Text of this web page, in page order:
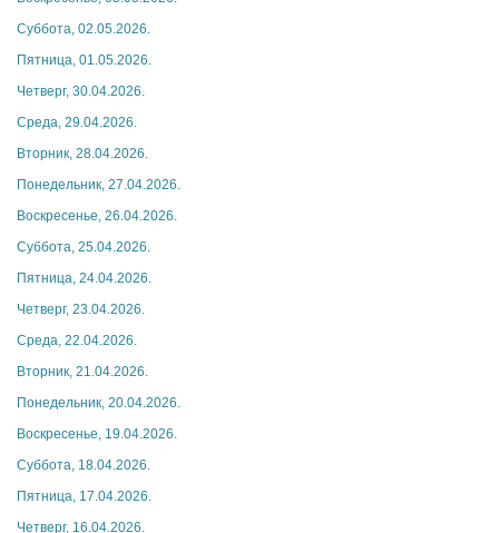
Суббота, 02.05.2026.
Пятница, 01.05.2026.
Четверг, 30.04.2026.
Среда, 29.04.2026.
Вторник, 28.04.2026.
Понедельник, 27.04.2026.
Воскресенье, 26.04.2026.
Суббота, 25.04.2026.
Пятница, 24.04.2026.
Четверг, 23.04.2026.
Среда, 22.04.2026.
Вторник, 21.04.2026.
Понедельник, 20.04.2026.
Воскресенье, 19.04.2026.
Суббота, 18.04.2026.
Пятница, 17.04.2026.
Четверг, 16.04.2026.